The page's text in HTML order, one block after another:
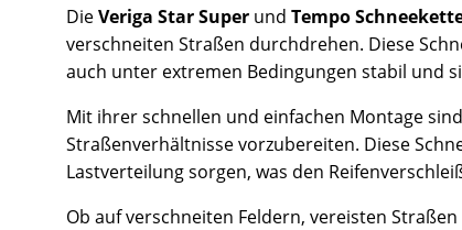
DieVeriga Star Super und Tempo
verschneiten Straßen durchdrehen. Diese
auch unter extremen Bedingungen stabil und
Mit ihrer schnellen und einfachen Montage
Straßenverhältnisse vorzubereiten. Diese
Lastverteilung sorgen, was den
Ob auf verschneiten Feldern, vereisten